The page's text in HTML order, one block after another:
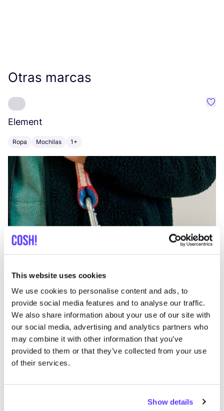
This website uses cookies
We use cookies to personalise content and ads, to
provide social media features and to analyse our traffic.
We also share information about your use of our site with
our social media, advertising and analytics partners who
may combine it with other information that you’ve
provided to them or that they’ve collected from your use
of their services.
Show details
Otras marcas
Element
Ropa Mochilas 1+
PreviousNext